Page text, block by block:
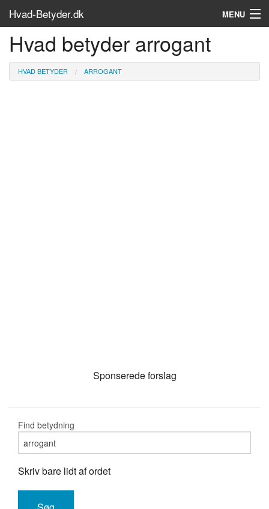
Hvad-Betyder.dk MENU
Om siden
Søg...
Hvad betyder arrogant
HVAD BETYDER ARROGANT
Sponserede forslag
Find betydning
Skriv bare lidt af ordet